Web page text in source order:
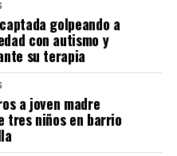
golpeando a
con autismo y
su terapia
a joven madre
tres niños en barrio